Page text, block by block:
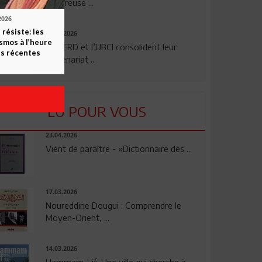
rigoureuse ...
24.07.2026
La BERD et l’UBCI consolident leur
partenariat ...
LU POUR VOUS
23.04.2026
Vient de paraître - «Dictionnaire des ...
17.03.2026
Noureddine Dougui : Comprendre le
Moyen-Orient, ...
14.03.2026
résiste: les
à l’heure
récentes